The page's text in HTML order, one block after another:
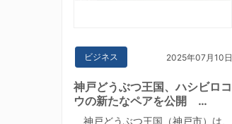
ビジネス 2025年07月10日
神戸どうぶつ王国、ハシビロコ
ウの新たなペアを公開 …
神戸どうぶつ王国（神戸市）は、